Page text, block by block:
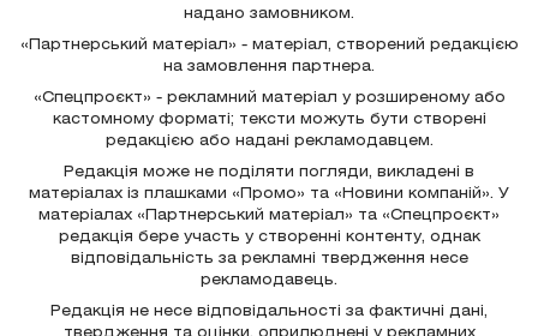
надано замовником.
«Партнерський матеріал» - матеріал, створений редакцією
на замовлення партнера.
«Спецпроєкт» - рекламний матеріал у розширеному або
кастомному форматі; тексти можуть бути створені
редакцією або надані рекламодавцем.
Редакція може не поділяти погляди, викладені в
матеріалах із плашками «Промо» та «Новини компаній». У
матеріалах «Партнерський матеріал» та «Спецпроєкт»
редакція бере участь у створенні контенту, однак
відповідальність за рекламні твердження несе
рекламодавець.
Редакція не несе відповідальності за фактичні дані,
твердження та оцінки, оприлюднені у рекламних